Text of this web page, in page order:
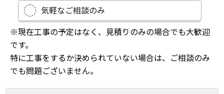
気軽なご相談のみ
※現在工事の予定はなく、見積りのみの場合でも大歓迎
です。
特に工事をするか決められていない場合は、ご相談のみ
でも問題ございません。